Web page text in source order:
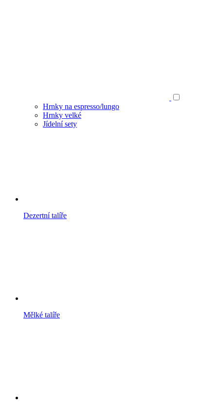
Hrnky na espresso/lungo
Hrnky velké
Jídelní sety
Dezertní talíře
Mělké talíře